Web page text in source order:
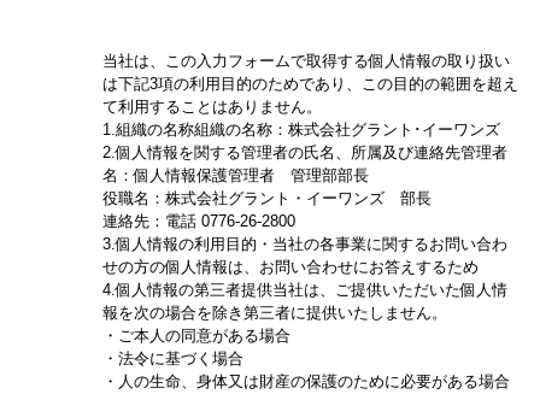
当社は、この入力フォームで取得する個人情報の取り扱い
は下記3項の利用目的のためであり、この目的の範囲を超え
て利用することはありません。
1.組織の名称組織の名称：株式会社グラント･イーワンズ
2.個人情報を関する管理者の氏名、所属及び連絡先管理者
名：個人情報保護管理者 管理部部長
役職名：株式会社グラント・イーワンズ 部長
連絡先：電話 0776-26-2800
3.個人情報の利用目的 ・当社の各事業に関するお問い合わ
せの方の個人情報は、お問い合わせにお答えするため
4.個人情報の第三者提供当社は、ご提供いただいた個人情
報を次の場合を除き第三者に提供いたしません。
・ご本人の同意がある場合
・法令に基づく場合
・人の生命、身体又は財産の保護のために必要がある場合